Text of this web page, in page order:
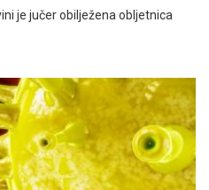
je jučer obilježena obljetnica